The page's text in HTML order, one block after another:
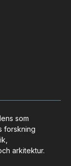
som
forskning
arkitektur.